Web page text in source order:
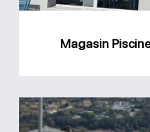
Magasin